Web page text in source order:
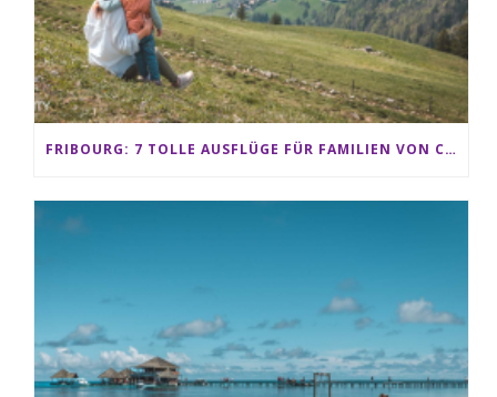
FRIBOURG: 7 TOLLE AUSFLÜGE FÜR FAMILIEN VON CHARMEY BIS LES PACCOTS